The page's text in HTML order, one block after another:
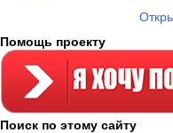
Помощь проекту
Поиск по этому сайту